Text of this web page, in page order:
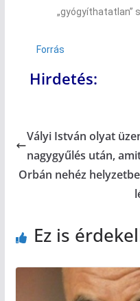
„gyógyíthatatlan”
Forrás
Hirdetés:
Vályi István olyat
nagygyűlés után,
Orbán nehéz
Ez is